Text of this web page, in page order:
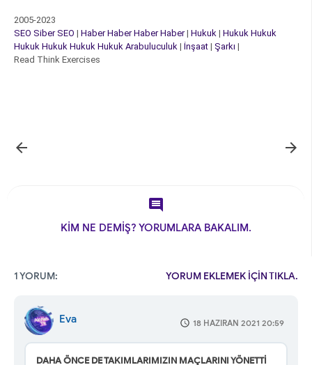
2005-2023
SEO Siber SEO | Haber Haber Haber Haber| Hukuk | Hukuk Hukuk
Hukuk Hukuk Hukuk Hukuk Arabuluculuk | İnşaat | Şarkı |
Read Think Exercises
 

KİM NE DEMİŞ? YORUMLARA BAKALIM.
YORUM EKLEMEK İÇİN TIKLA.
1 YORUM:
Eva 18 HAZIRAN 2021 20:59
DAHA ÖNCE DE TAKIMLARIMIZIN MAÇLARINI YÖNETTİ